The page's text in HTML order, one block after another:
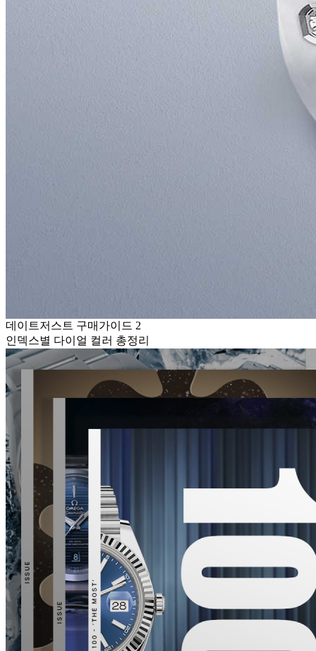
데이트저스트 구매가이드 2
인덱스별 다이얼 컬러 총정리